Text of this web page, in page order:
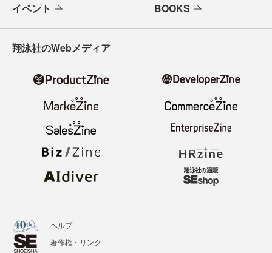
イベント BOOKS
翔泳社のWebメディア
ヘルプ
著作権・リンク